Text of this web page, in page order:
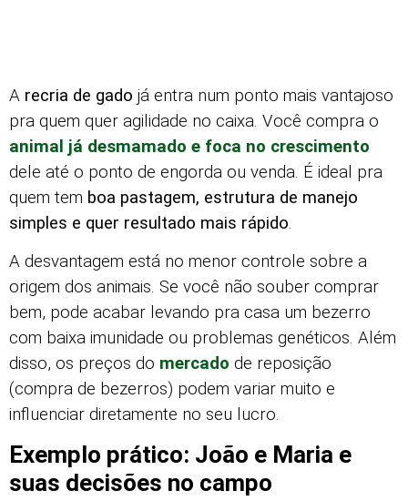
A recria de gado já entra num ponto mais vantajoso
pra quem quer agilidade no caixa. Você compra o
animal já desmamado e foca no crescimento
dele até o ponto de engorda ou venda. É ideal pra
quem tem boa pastagem, estrutura de manejo
simples e quer resultado mais rápido.
A desvantagem está no menor controle sobre a
origem dos animais. Se você não souber comprar
bem, pode acabar levando pra casa um bezerro
com baixa imunidade ou problemas genéticos. Além
disso, os preços do mercado de reposição
(compra de bezerros) podem variar muito e
influenciar diretamente no seu lucro.
Exemplo prático: João e Maria e
suas decisões no campo